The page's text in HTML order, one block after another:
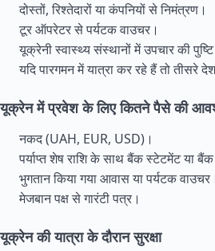
दोस्तों, रिश्तेदारों या कंपनियों से निमंत्रण।
टूर ऑपरेटर से पर्यटक वाउचर।
यूक्रेनी स्वास्थ्य संस्थानों में उपचार की
यदि पारगमन में यात्रा कर रहे हैं तो तीसरे
यूक्रेन में प्रवेश के लिए कितने पैसे की
नकद (UAH, EUR, USD)।
पर्याप्त शेष राशि के साथ बैंक स्टेटमेंट या बैंक
भुगतान किया गया आवास या पर्यटक वाउचर।
मेजबान पक्ष से गारंटी पत्र।
यूक्रेन की यात्रा के दौरान सुरक्षा